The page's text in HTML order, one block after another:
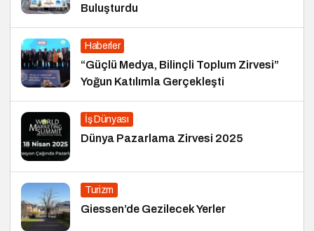
Buluşturdu
Haberler
“Güçlü Medya, Bilinçli Toplum Zirvesi”
Yoğun Katılımla Gerçekleşti
İş Dünyası
Dünya Pazarlama Zirvesi 2025
Turizm
Giessen’de Gezilecek Yerler